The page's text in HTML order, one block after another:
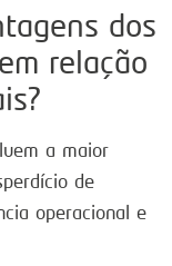
dos
relação
a maior
de
operacional e